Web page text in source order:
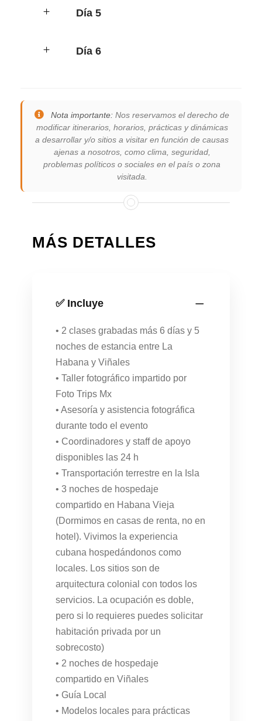
Día 5
Día 6
Nota importante: Nos reservamos el derecho de
modificar itinerarios, horarios, prácticas y dinámicas
a desarrollar y/o sitios a visitar en función de causas
ajenas a nosotros, como clima, seguridad,
problemas políticos o sociales en el país o zona
visitada.
MÁS DETALLES
✅ Incluye
• 2 clases grabadas más 6 días y 5
noches de estancia entre La
Habana y Viñales
• Taller fotográfico impartido por
Foto Trips Mx
• Asesoría y asistencia fotográfica
durante todo el evento
• Coordinadores y staff de apoyo
disponibles las 24 h
• Transportación terrestre en la Isla
• 3 noches de hospedaje
compartido en Habana Vieja
(Dormimos en casas de renta, no en
hotel). Vivimos la experiencia
cubana hospedándonos como
locales. Los sitios son de
arquitectura colonial con todos los
servicios. La ocupación es doble,
pero si lo requieres puedes solicitar
habitación privada por un
sobrecosto)
• 2 noches de hospedaje
compartido en Viñales
• Guía Local
• Modelos locales para prácticas